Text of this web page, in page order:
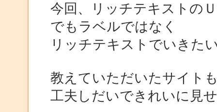
今回、リッチテキストの
でもラベルではなく
リッチテキストでいきた
教えていただいたサイト
工夫しだいできれいに見